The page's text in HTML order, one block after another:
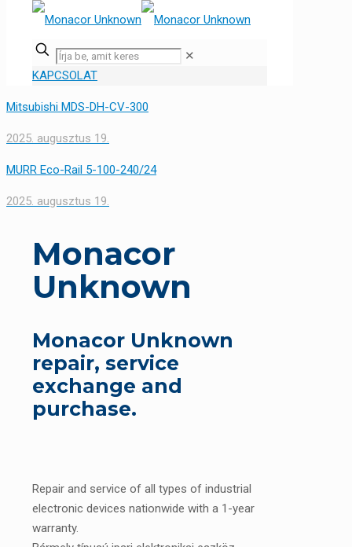
✕
KAPCSOLAT
Mitsubishi MDS-DH-CV-300
2025. augusztus 19.
MURR Eco-Rail 5-100-240/24
2025. augusztus 19.
Monacor
Unknown
Monacor Unknown
repair, service
exchange and
purchase.
Repair and service of all types of industrial
electronic devices nationwide with a 1-year
warranty.